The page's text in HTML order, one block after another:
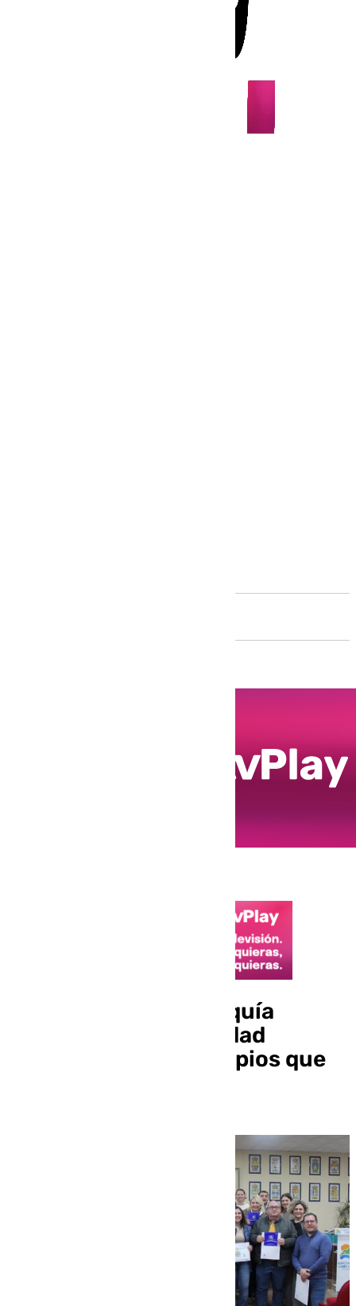
Mancomunidad Axarquía
entrega las Q de Calidad
Turística a los municipios que